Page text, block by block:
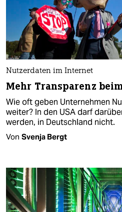
Nutzerdaten im Internet
Mehr Transparenz
Wie oft geben Unternehmen
weiter? In den USA darf
werden, in Deutschland nicht.
Von Svenja Bergt